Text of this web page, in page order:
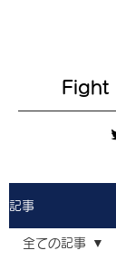
Fight
記事
全ての記事